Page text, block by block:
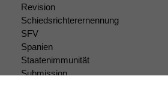
Revision
Schiedsrichterernennung
SFV
Spanien
Staatenimmunität
Submission